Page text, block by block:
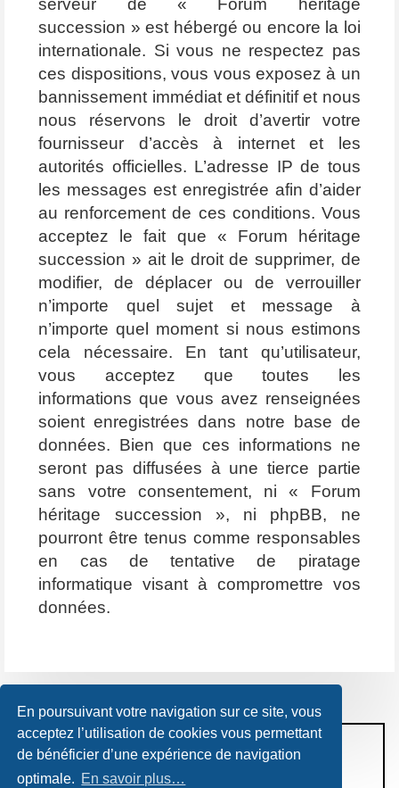
En poursuivant votre navigation sur ce site, vous
acceptez l’utilisation de cookies vous permettant
de bénéficier d’une expérience de navigation
optimale. En savoir plus…
serveur de « Forum héritage
succession » est hébergé ou encore la loi
internationale. Si vous ne respectez pas
ces dispositions, vous vous exposez à un
bannissement immédiat et définitif et nous
nous réservons le droit d’avertir votre
fournisseur d’accès à internet et les
autorités officielles. L’adresse IP de tous
les messages est enregistrée afin d’aider
au renforcement de ces conditions. Vous
acceptez le fait que « Forum héritage
succession » ait le droit de supprimer, de
modifier, de déplacer ou de verrouiller
n’importe quel sujet et message à
n’importe quel moment si nous estimons
cela nécessaire. En tant qu’utilisateur,
vous acceptez que toutes les
informations que vous avez renseignées
soient enregistrées dans notre base de
données. Bien que ces informations ne
seront pas diffusées à une tierce partie
sans votre consentement, ni « Forum
héritage succession », ni phpBB, ne
pourront être tenus comme responsables
en cas de tentative de piratage
informatique visant à compromettre vos
données.
CONDITIONS D’UTILISATION
POLITIQUE DE VIE PRIVÉE